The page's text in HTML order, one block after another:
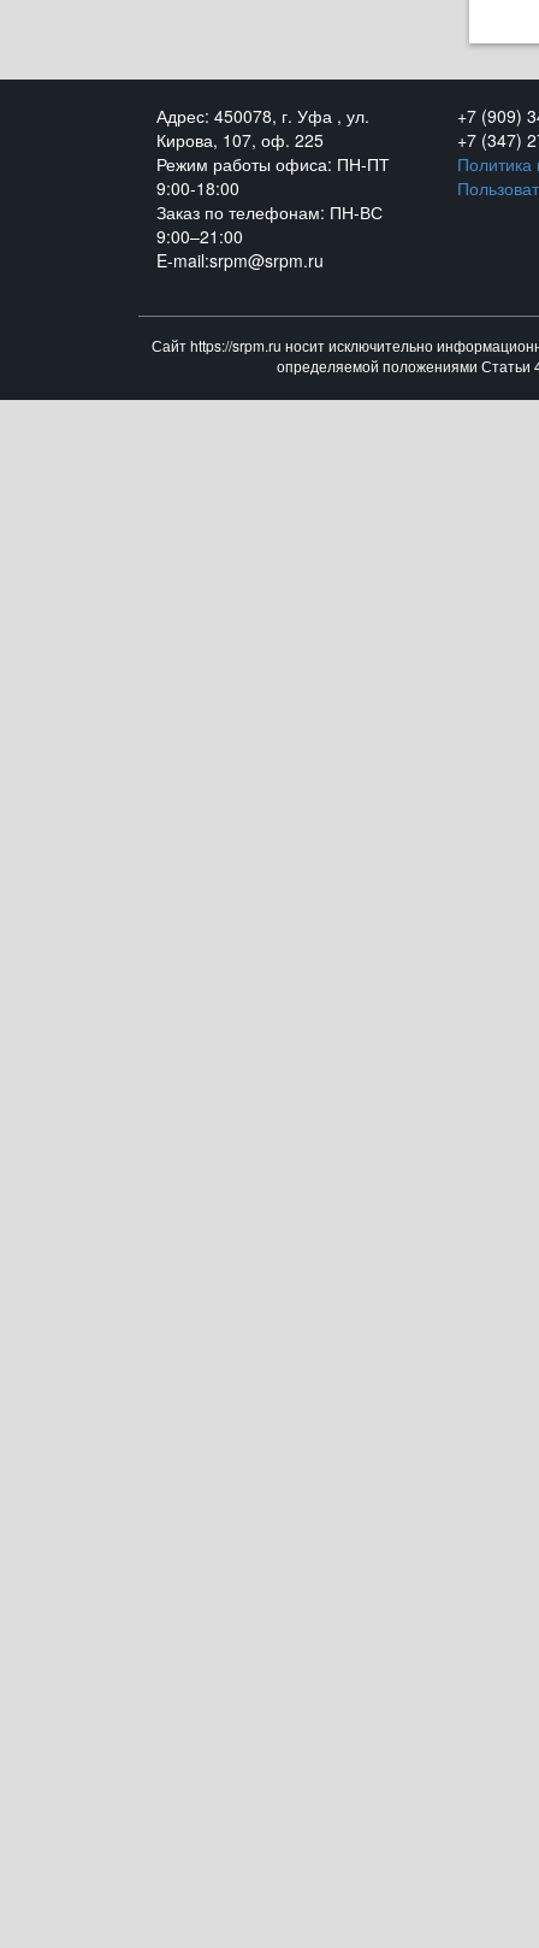
Адрес: 450078, г. Уфа , ул.
Кирова, 107, оф. 225
Режим работы офиса: ПН-ПТ
9:00-18:00
Заказ по телефонам: ПН-ВС
9:00–21:00
E-mail:srpm@srpm.ru
+7 (909)
+7 (347)
Сайт https://srpm.ru носит исключительно
определяемой положениями Статьи